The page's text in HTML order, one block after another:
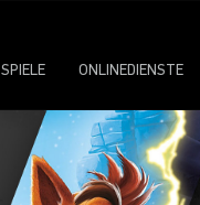
SPIELE ONLINEDIENSTE